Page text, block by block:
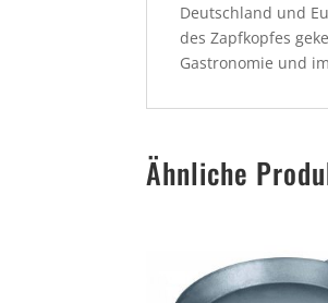
Deutschland und
des Zapfkopfes
Gastronomie und
Ähnliche